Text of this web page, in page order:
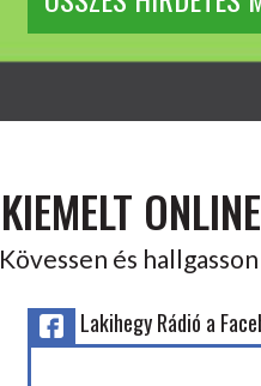
KIEMELT
Kövessen és
Lakihegy Rádió a